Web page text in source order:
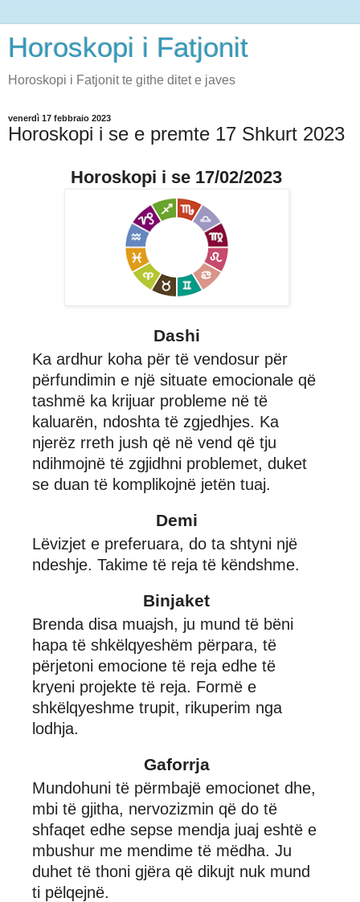
Horoskopi i Fatjonit
Horoskopi i Fatjonit te githe ditet e javes
venerdì 17 febbraio 2023
Horoskopi i se e premte 17 Shkurt 2023
Horoskopi i se 17/02/2023
Dashi
Ka ardhur koha për të vendosur për
përfundimin e një situate emocionale që
tashmë ka krijuar probleme në të
kaluarën, ndoshta të zgjedhjes. Ka
njerëz rreth jush që në vend që tju
ndihmojnë të zgjidhni problemet, duket
se duan të komplikojnë jetën tuaj.
Demi
Lëvizjet e preferuara, do ta shtyni një
ndeshje. Takime të reja të këndshme.
Binjaket
Brenda disa muajsh, ju mund të bëni
hapa të shkëlqyeshëm përpara, të
përjetoni emocione të reja edhe të
kryeni projekte të reja. Formë e
shkëlqyeshme trupit, rikuperim nga
lodhja.
Gaforrja
Mundohuni të përmbajë emocionet dhe,
mbi të gjitha, nervozizmin që do të
shfaqet edhe sepse mendja juaj eshtë e
mbushur me mendime të mëdha. Ju
duhet të thoni gjëra që dikujt nuk mund
ti pëlqejnë.